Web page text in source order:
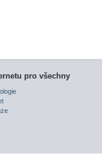
pro všechny